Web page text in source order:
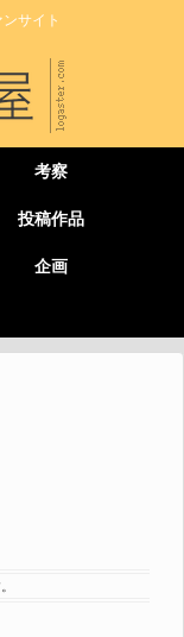
サイト
考察
投稿作品
企画